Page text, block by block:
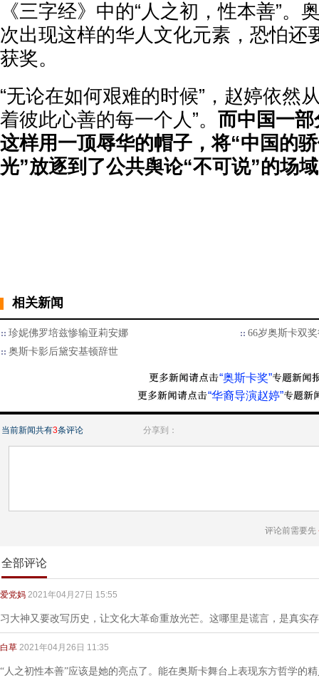
《三字经》中的“人之初，性本善”。
次出现这样的华人文化元素，恐怕还
获奖。
“无论在如何艰难的时候”，赵婷依然
着彼此心善的每一个人”。 而中国一
这样用一顶辱华的帽子，将“中国的
光”放逐到了公共舆论“不可说”的场
相关新闻
珍妮佛罗培兹惨输亚莉安娜
66岁奥斯卡双
奥斯卡影后黛安基顿辞世
“奥斯卡奖”
“华裔导演赵婷”
当前新闻共有3条评论 分享到：
评论前需要先
全部评论
爱党妈 2021年04月27日 15:55
习大神又要改写历史，让文化大革命重放光芒。这哪里是谎言，是真实
白草 2021年04月26日 11:35
“人之初性本善”应该是她的亮点了。能在奥斯卡舞台上表现东方哲学的